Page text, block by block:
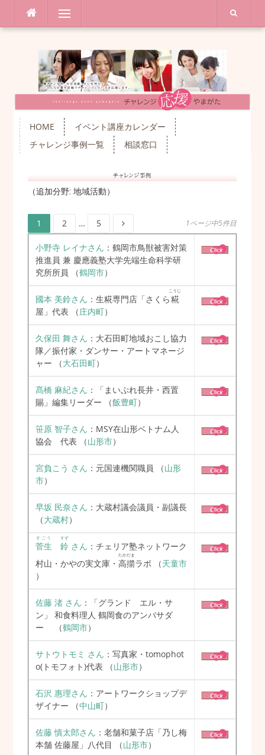
テ
メニュー
HOME
イベント講座カレンダー
チャレンジ事例一覧
相談窓口
（追加分野: 地域活動）
投
稿
の
ペ
ジ
送
り
ペ
ー
ジ
1
ペ
ー
2 …
ペ
ー
5 1ページ中5件目
小野寺 レイナさん ：鶴岡市鳥獣被害対策
推進員 兼 慶應義塾大学先端生命科学研
究所所員
（鶴岡市）
國本 美鈴さん ：生糀専門店「さくら糀
こうじ
屋」代表 （庄内町）
久保田 舞さん ：大石田町地域おこし協力
隊／振付家・ダンサー・アートマネージ
ャー
（大石田町）
髙橋 麻紀さん ：「まいぷれ長井・西置
賜」編集リーダー
（飯豊町）
笹原 智子さん ：MSY在山形ベトナム人
協会 代表
（山形市）
宮負こう さん ：元国連機関職員 （山形
市）
早坂 民奈さん ：大蔵村議会議員・副議長
（大蔵村）
菅生
すごう
鈴
すず
さん ：チェリア塾ネットワーク
村山・かやの実文庫・高擶
たかだま
ラボ （天童市
）
佐藤 渚 さん ：「グランド エル・サ
ン」 和食料理人 鶴岡食のアンバサダ
ー
（鶴岡市）
サトウトモミ さん ：写真家・tomophot
o(トモフォト)代表
（山形市）
石沢 惠理さん ：アートワークショップデ
ザイナー
（中山町）
佐藤 慎太郎さん ：老舗和菓子店「乃し梅
本舗 佐藤屋」八代目
（山形市）